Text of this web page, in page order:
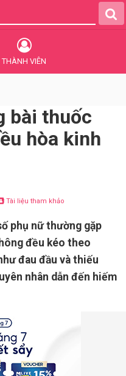
THÀNH VIÊN
bài thuốc
hòa kinh
Tài liệu tham khảo
phụ nữ thường gặp
đều kéo theo
đau đầu và thiếu
nhân dẫn đến hiếm